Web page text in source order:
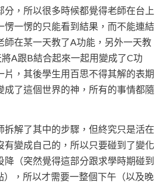
分，所以很多時候都覺得老師在台上
愣一愣的只能看到結果，而不能連結
師在某一天教了A功能，另外一天教
A跟B結合起來一起用變成了C功
片，其後學生用百思不得其解的表期
成了這個世界的神，所有的事情都隨
拆解了其中的步驟，但終究只是活在
有變成自己的，所以只要碰到了變化
（突然覺得這部分跟求學時期碰到
），所以才需要一整個下午（以及晚